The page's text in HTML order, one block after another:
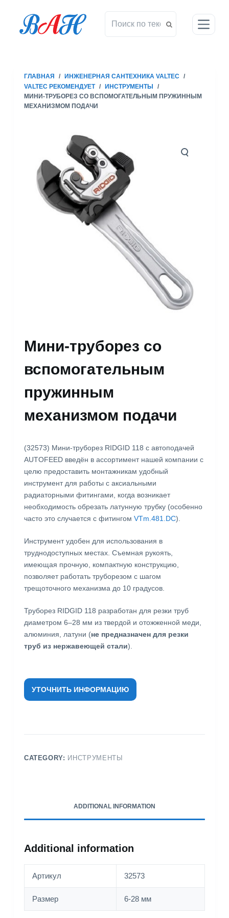
ГЛАВНАЯ / ИНЖЕНЕРНАЯ САНТЕХНИКА VALTEC /
VALTEC РЕКОМЕНДУЕТ / ИНСТРУМЕНТЫ
/
МИНИ-ТРУБОРЕЗ СО ВСПОМОГАТЕЛЬНЫМ ПРУЖИННЫМ
МЕХАНИЗМОМ ПОДАЧИ
Мини-труборез со
вспомогательным
пружинным
механизмом подачи
(32573) Мини-труборез RIDGID 118 с автоподачей
AUTOFEED введён в ассортимент нашей компании с
целю предоставить монтажникам удобный
инструмент для работы с аксиальными
радиаторными фитингами, когда возникает
необходимость обрезать латунную трубку (особенно
часто это случается с фитингом VTm.481.DC).
Инструмент удобен для использования в
труднодоступных местах. Съемная рукоять,
имеющая прочную, компактную конструкцию,
позволяет работать труборезом с шагом
трещоточного механизма до 10 градусов.
Труборез RIDGID 118 разработан для резки труб
диаметром 6–28 мм из твердой и отожженной меди,
алюминия, латуни (не предназначен для резки
труб из нержавеющей стали).
УТОЧНИТЬ ИНФОРМАЦИЮ
CATEGORY: ИНСТРУМЕНТЫ
ADDITIONAL INFORMATION
Additional information
Артикул 32573
Размер 6-28 мм